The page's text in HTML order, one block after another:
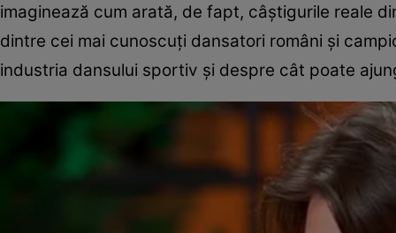
imaginează cum arată, de fapt, câștigurile reale
dintre cei mai cunoscuți dansatori români și
industria dansului sportiv și despre cât poate